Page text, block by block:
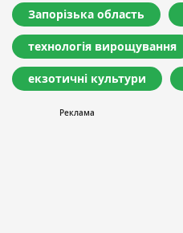
Запорізька область
технологія вирощування
екзотичні культури